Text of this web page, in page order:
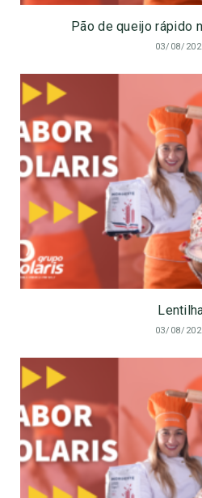
Pão de queijo rápido
03/08/
03/08/